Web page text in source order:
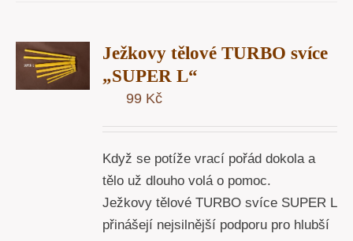
Ježkovy tělové TURBO svíce
„SUPER L“
99 Kč
Když se potíže vrací pořád dokola a
tělo už dlouho volá o pomoc.
Ježkovy tělové TURBO svíce SUPER L
přinášejí nejsilnější podporu pro hlubší